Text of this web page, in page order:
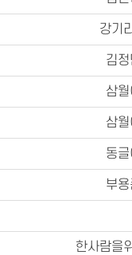
강기
김정
삼월
삼월
동글
부용
한사람을